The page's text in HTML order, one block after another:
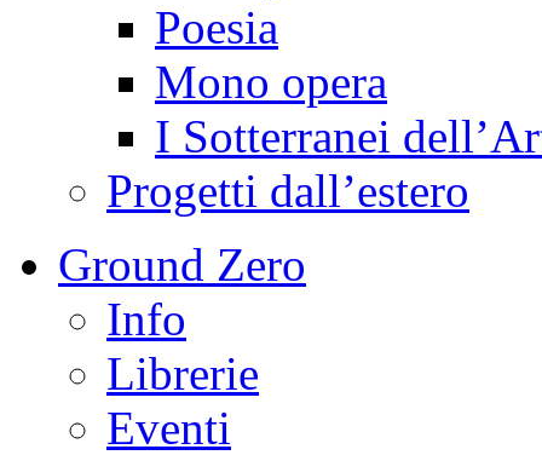
Poesia
Mono opera
I Sotterranei
Progetti dall’estero
Ground Zero
Info
Librerie
Eventi